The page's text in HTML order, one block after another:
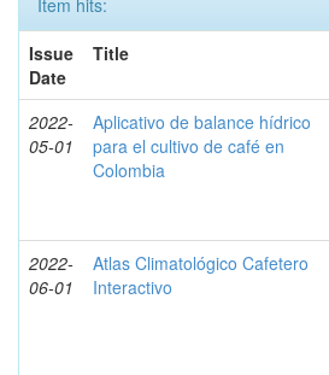
Item hits:
Issue
Date
Title
2022-
05-01
Aplicativo de balance hídrico
para el cultivo de café en
Colombia
2022-
06-01
Atlas Climatológico Cafetero
Interactivo